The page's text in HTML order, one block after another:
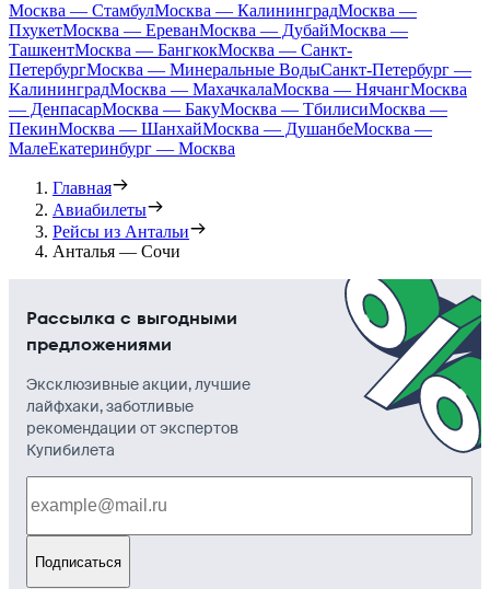
Москва — СтамбулМосква — КалининградМосква —
ПхукетМосква — ЕреванМосква — ДубайМосква —
ТашкентМосква — БангкокМосква — Санкт-
ПетербургМосква — Минеральные ВодыСанкт-Петербург —
КалининградМосква — МахачкалаМосква — НячангМосква
— ДенпасарМосква — БакуМосква — ТбилисиМосква —
ПекинМосква — ШанхайМосква — ДушанбеМосква —
МалеЕкатеринбург — Москва
Главная
Авиабилеты
Рейсы из Антальи
Анталья — Сочи
Рассылка с выгодными
предложениями
Эксклюзивные акции, лучшие
лайфхаки, заботливые
рекомендации от экспертов
Купибилета
Подписаться